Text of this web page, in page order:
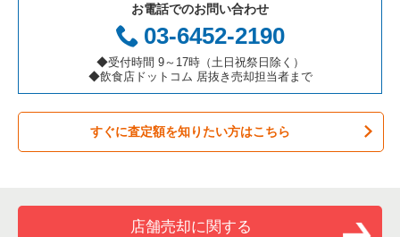
お弁当・惣菜・デリの居抜き売却物件の案件一覧
カラオケ・パブ・スナックの居抜き売却物件の案件一覧
バーの居抜き売却物件の案件一覧
居酒屋・ダイニングバーの居抜き売却物件の案件一覧
三重県の飲食店の居抜き売却物件の案件一覧
足立区の飲食店の居抜き売却物件の案件一覧
板橋区の飲食店の居抜き売却物件の案件一覧
台東区の飲食店の居抜き売却物件の案件一覧
練馬区の飲食店の居抜き売却物件の案件一覧
東京23区のアジア料理の居抜き売却物件の案件一覧
東京23区のカフェの居抜き売却物件の案件一覧
東京23区のテイクアウトの居抜き売却物件の案件一覧
東京23区のお弁当・惣菜・デリの居抜き売却物件の案件一覧
東京23区のバーの居抜き売却物件の案件一覧
千代田区の鉄板焼き・お好み焼の居抜き売却物件の案件一覧
千代田区のアジア料理の居抜き売却物件の案件一覧
千代田区のカフェの居抜き売却物件の案件一覧
千代田区のテイクアウトの居抜き売却物件の案件一覧
お電話でのお問い合わせ
03-6452-2190
◆受付時間 9～17時（土日祝祭日除く）
◆飲食店ドットコム 居抜き売却担当者まで
すぐに査定額を知りたい方はこちら
店舗売却に関する